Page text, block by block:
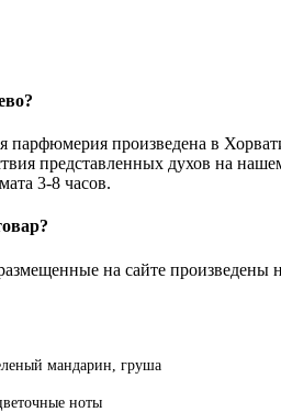
парфюмерия произведена в
представленных духов на
3-8 часов.
на сайте
мандарин, груша
ноты